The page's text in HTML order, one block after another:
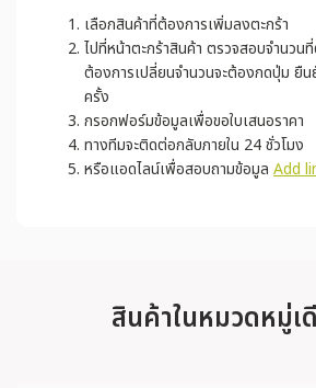
เลือกสินค้าที่ต้องการเพิ่มลงตะกร้า
ไปที่หน้าตะกร้าสินค้า ตรวจสอบจำนวน
ต้องการเปลี่ยนจำนวนจะต้องกดปุ่ม ยืน
ครั้ง
กรอกฟอร์มข้อมูลเพื่อขอใบเสนอราคา
ทางทีมจะติดต่อกลับภายใน 24 ชั่วโมง
หรือแอดไลน์เพื่อสอบถามข้อมูล Add
สินค้าในหมวดหมู่เ